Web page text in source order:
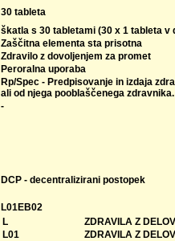
30 tableta
škatla s 30 tabletami (30 x 1 tableta
Zaščitna elementa sta prisotna
Zdravilo z dovoljenjem za promet
Peroralna uporaba
Rp/Spec - Predpisovanje in izdaja
ali od njega pooblaščenega zdravnika.
-
DCP - decentralizirani postopek
L01EB02
L
ZDRAVILA Z
L01
ZDRAVILA Z